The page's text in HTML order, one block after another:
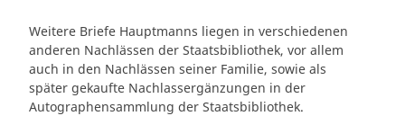
Weitere Briefe Hauptmanns liegen in verschiedenen
anderen Nachlässen der Staatsbibliothek, vor allem
auch in den Nachlässen seiner Familie, sowie als
später gekaufte Nachlassergänzungen in der
Autographensammlung der Staatsbibliothek.